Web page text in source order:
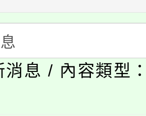
)教師甄選結果(
校115學年度第
)教師甄選結果(
國文化大學推廣
》溝通分析基
生活教案入校路
息 / 內容類型